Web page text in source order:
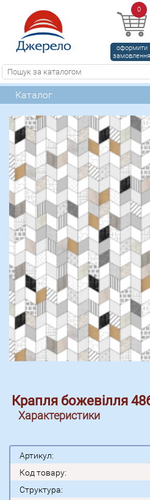
0
оформити
замовлення
Каталог
Крапля божевілля
Характеристики
Артикул:
Код товару:
Структура: